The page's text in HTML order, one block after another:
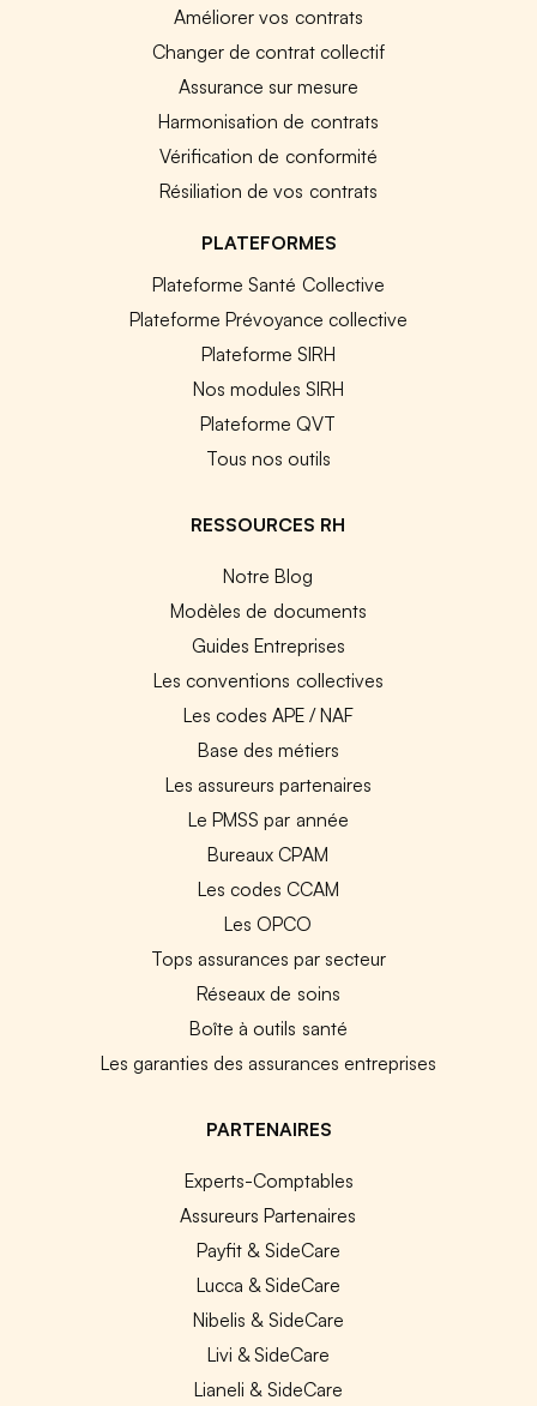
Améliorer vos contrats
Changer de contrat collectif
Assurance sur mesure
Harmonisation de contrats
Vérification de conformité
Résiliation de vos contrats
PLATEFORMES
Plateforme Santé Collective
Plateforme Prévoyance collective
Plateforme SIRH
Nos modules SIRH
Plateforme QVT
Tous nos outils
RESSOURCES RH
Notre Blog
Modèles de documents
Guides Entreprises
Les conventions collectives
Les codes APE / NAF
Base des métiers
Les assureurs partenaires
Le PMSS par année
Bureaux CPAM
Les codes CCAM
Les OPCO
Tops assurances par secteur
Réseaux de soins
Boîte à outils santé
Les garanties des assurances entreprises
PARTENAIRES
Experts-Comptables
Assureurs Partenaires
Payfit & SideCare
Lucca & SideCare
Nibelis & SideCare
Livi & SideCare
Lianeli & SideCare